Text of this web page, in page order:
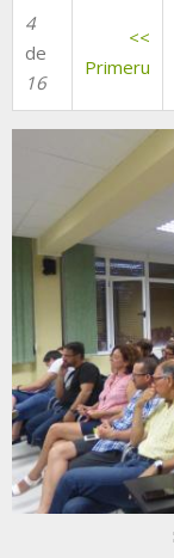
4
de
16
<<
Primeru